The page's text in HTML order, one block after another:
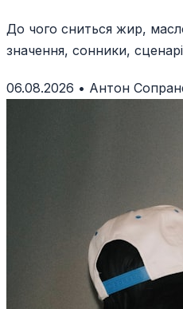
До чого сниться жир,
значення, сонники,
06.08.2026 • Антон